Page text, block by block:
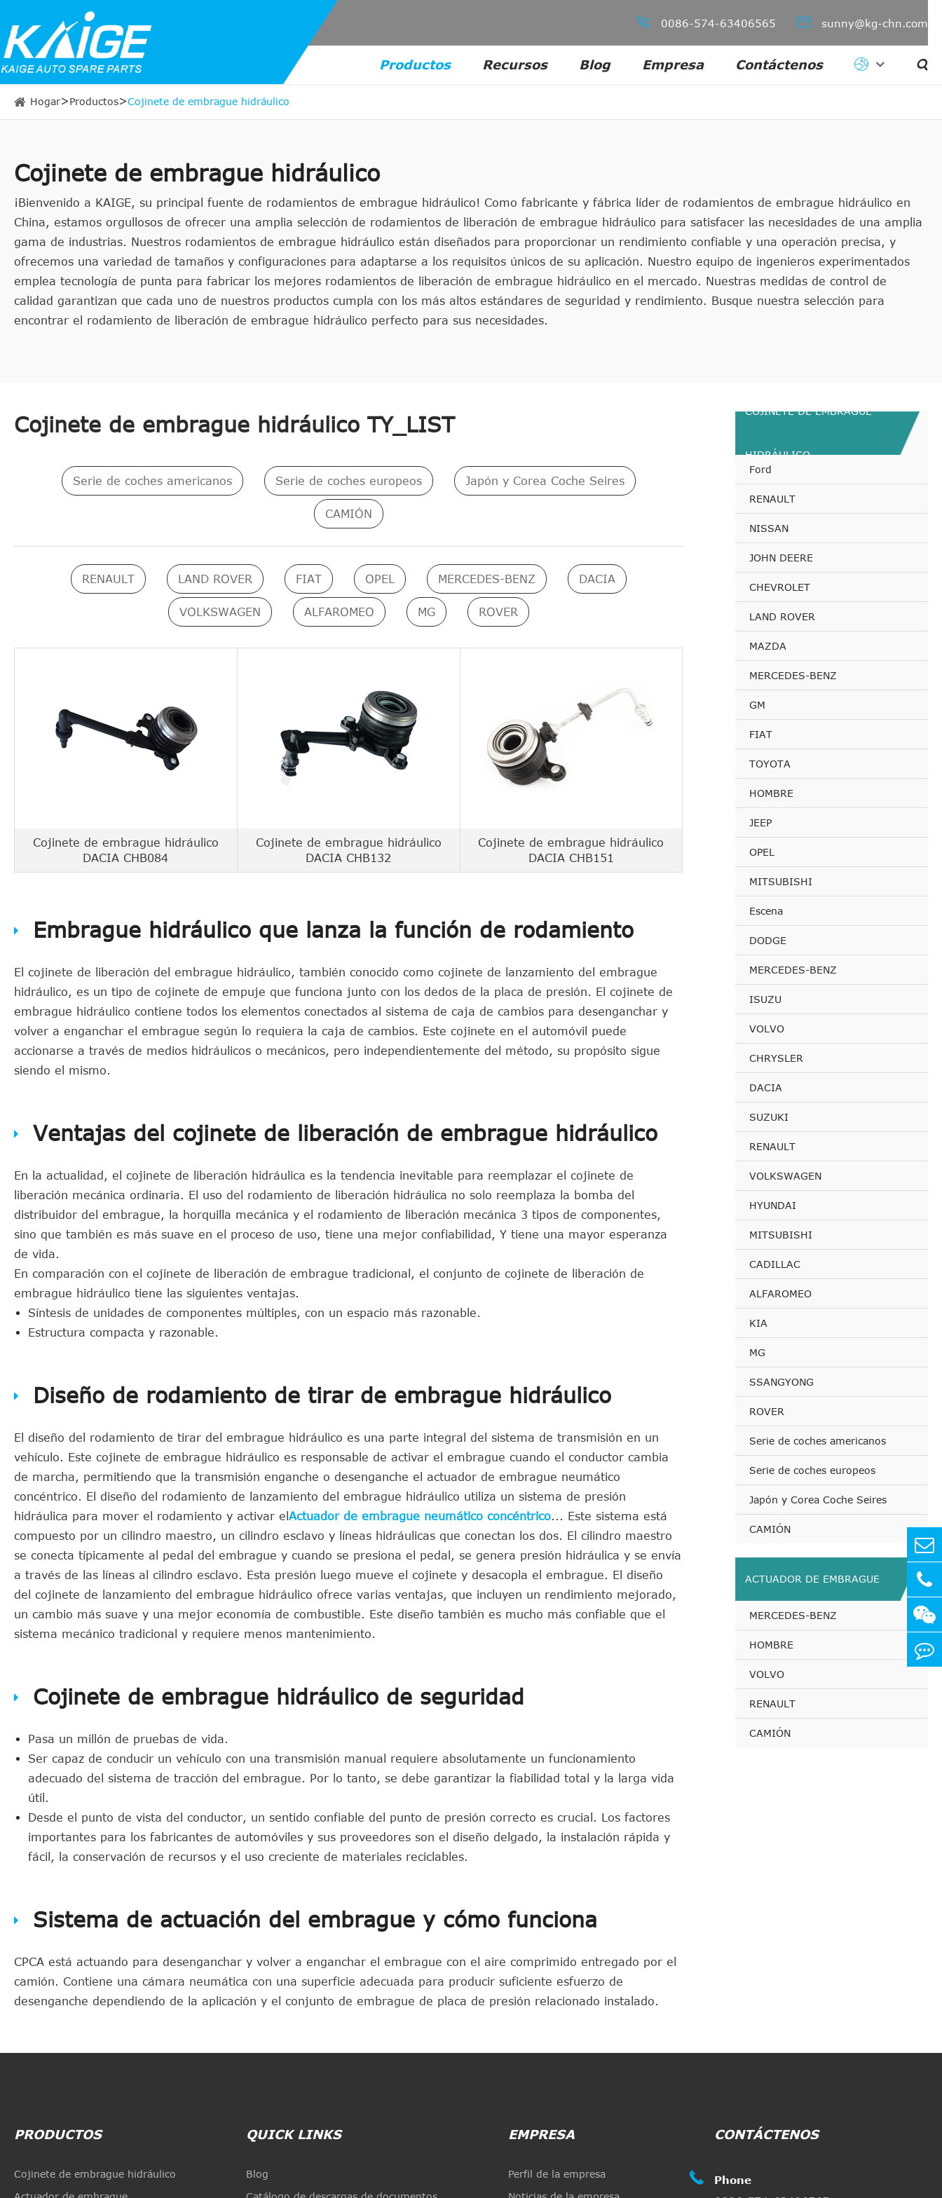
 0086-574-63406565  sunny@kg-chn.com
Productos Recursos Blog Empresa Contáctenos 
Hogar Productos Cojinete de embrague hidráulico
Cojinete de embrague hidráulico
¡Bienvenido a KAIGE, su principal fuente de rodamientos de embrague hidráulico! Como fabricante y fábrica líder de rodamientos de embrague hidráulico en
China, estamos orgullosos de ofrecer una amplia selección de rodamientos de liberación de embrague hidráulico para satisfacer las necesidades de una amplia
gama de industrias. Nuestros rodamientos de embrague hidráulico están diseñados para proporcionar un rendimiento confiable y una operación precisa, y
ofrecemos una variedad de tamaños y configuraciones para adaptarse a los requisitos únicos de su aplicación. Nuestro equipo de ingenieros experimentados
emplea tecnología de punta para fabricar los mejores rodamientos de liberación de embrague hidráulico en el mercado. Nuestras medidas de control de
calidad garantizan que cada uno de nuestros productos cumpla con los más altos estándares de seguridad y rendimiento. Busque nuestra selección para
encontrar el rodamiento de liberación de embrague hidráulico perfecto para sus necesidades.
Cojinete de embrague hidráulico TY_LIST
Serie de coches americanos Serie de coches europeos Japón y Corea Coche Seires
CAMIÓN
RENAULT LAND ROVER FIAT OPEL MERCEDES-BENZ DACIA
VOLKSWAGEN ALFAROMEO MG ROVER
Cojinete de embrague hidráulico
DACIA CHB084
Cojinete de embrague hidráulico
DACIA CHB132
Cojinete de embrague hidráulico
DACIA CHB151
Embrague hidráulico que lanza la función de rodamiento
El cojinete de liberación del embrague hidráulico, también conocido como cojinete de lanzamiento del embrague
hidráulico, es un tipo de cojinete de empuje que funciona junto con los dedos de la placa de presión. El cojinete de
embrague hidráulico contiene todos los elementos conectados al sistema de caja de cambios para desenganchar y
volver a enganchar el embrague según lo requiera la caja de cambios. Este cojinete en el automóvil puede
accionarse a través de medios hidráulicos o mecánicos, pero independientemente del método, su propósito sigue
siendo el mismo.
Ventajas del cojinete de liberación de embrague hidráulico
En la actualidad, el cojinete de liberación hidráulica es la tendencia inevitable para reemplazar el cojinete de
liberación mecánica ordinaria. El uso del rodamiento de liberación hidráulica no solo reemplaza la bomba del
distribuidor del embrague, la horquilla mecánica y el rodamiento de liberación mecánica 3 tipos de componentes,
sino que también es más suave en el proceso de uso, tiene una mejor confiabilidad, Y tiene una mayor esperanza
de vida.
En comparación con el cojinete de liberación de embrague tradicional, el conjunto de cojinete de liberación de
embrague hidráulico tiene las siguientes ventajas.
Síntesis de unidades de componentes múltiples, con un espacio más razonable.
Estructura compacta y razonable.
Diseño de rodamiento de tirar de embrague hidráulico
El diseño del rodamiento de tirar del embrague hidráulico es una parte integral del sistema de transmisión en un
vehículo. Este cojinete de embrague hidráulico es responsable de activar el embrague cuando el conductor cambia
de marcha, permitiendo que la transmisión enganche o desenganche el actuador de embrague neumático
concéntrico. El diseño del rodamiento de lanzamiento del embrague hidráulico utiliza un sistema de presión
hidráulica para mover el rodamiento y activar el Actuador de embrague neumático concéntrico... Este sistema está
compuesto por un cilindro maestro, un cilindro esclavo y líneas hidráulicas que conectan los dos. El cilindro maestro
se conecta típicamente al pedal del embrague y cuando se presiona el pedal, se genera presión hidráulica y se envía
a través de las líneas al cilindro esclavo. Esta presión luego mueve el cojinete y desacopla el embrague. El diseño
del cojinete de lanzamiento del embrague hidráulico ofrece varias ventajas, que incluyen un rendimiento mejorado,
un cambio más suave y una mejor economía de combustible. Este diseño también es mucho más confiable que el
sistema mecánico tradicional y requiere menos mantenimiento.
Cojinete de embrague hidráulico de seguridad
Pasa un millón de pruebas de vida.
Ser capaz de conducir un vehículo con una transmisión manual requiere absolutamente un funcionamiento
adecuado del sistema de tracción del embrague. Por lo tanto, se debe garantizar la fiabilidad total y la larga vida
útil.
Desde el punto de vista del conductor, un sentido confiable del punto de presión correcto es crucial. Los factores
importantes para los fabricantes de automóviles y sus proveedores son el diseño delgado, la instalación rápida y
fácil, la conservación de recursos y el uso creciente de materiales reciclables.
Sistema de actuación del embrague y cómo funciona
CPCA está actuando para desenganchar y volver a enganchar el embrague con el aire comprimido entregado por el
camión. Contiene una cámara neumática con una superficie adecuada para producir suficiente esfuerzo de
desenganche dependiendo de la aplicación y el conjunto de embrague de placa de presión relacionado instalado.
COJINETE DE EMBRAGUE
HIDRÁULICO
Ford
RENAULT
NISSAN
JOHN DEERE
CHEVROLET
LAND ROVER
MAZDA
MERCEDES-BENZ
GM
FIAT
TOYOTA
HOMBRE
JEEP
OPEL
MITSUBISHI
Escena
DODGE
MERCEDES-BENZ
ISUZU
VOLVO
CHRYSLER
DACIA
SUZUKI
RENAULT
VOLKSWAGEN
HYUNDAI
MITSUBISHI
CADILLAC
ALFAROMEO
KIA
MG
SSANGYONG
ROVER
Serie de coches americanos
Serie de coches europeos
Japón y Corea Coche Seires
CAMIÓN
ACTUADOR DE EMBRAGUE
MERCEDES-BENZ
HOMBRE
VOLVO
RENAULT
CAMIÓN
PRODUCTOS
Cojinete de embrague hidráulico
QUICK LINKS
Blog
EMPRESA
Perfil de la empresa
CONTÁCTENOS

Phone